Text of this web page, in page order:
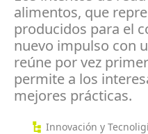
alimentos, que
producidos para el
nuevo impulso con
reúne por vez
permite a los
mejores prácticas.
Innovación y